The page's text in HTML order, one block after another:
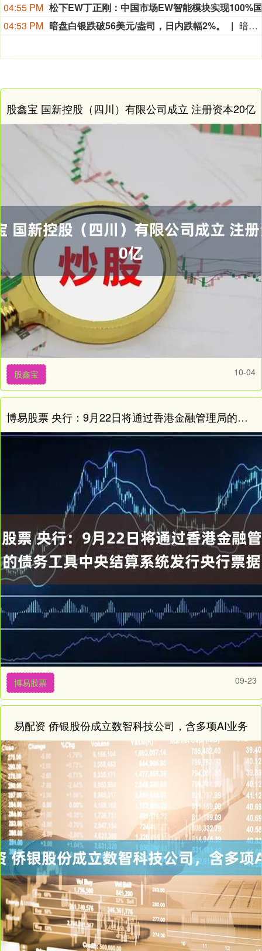
04:55 PM
04:53 PM 暗盘白银跌破56美元/盎司，日内跌幅2%。 暗盘白银跌破56美元/盎司，日内跌幅2%。
股鑫宝 国新控股（四川）有限公司成立 注册资本20亿
股鑫宝 10-04
博易股票 央行：9月22日将通过香港金融管理局的债务工具中央结算系统发行央行票据
博易股票 09-23
易配资 侨银股份成立数智科技公司，含多项AI业务